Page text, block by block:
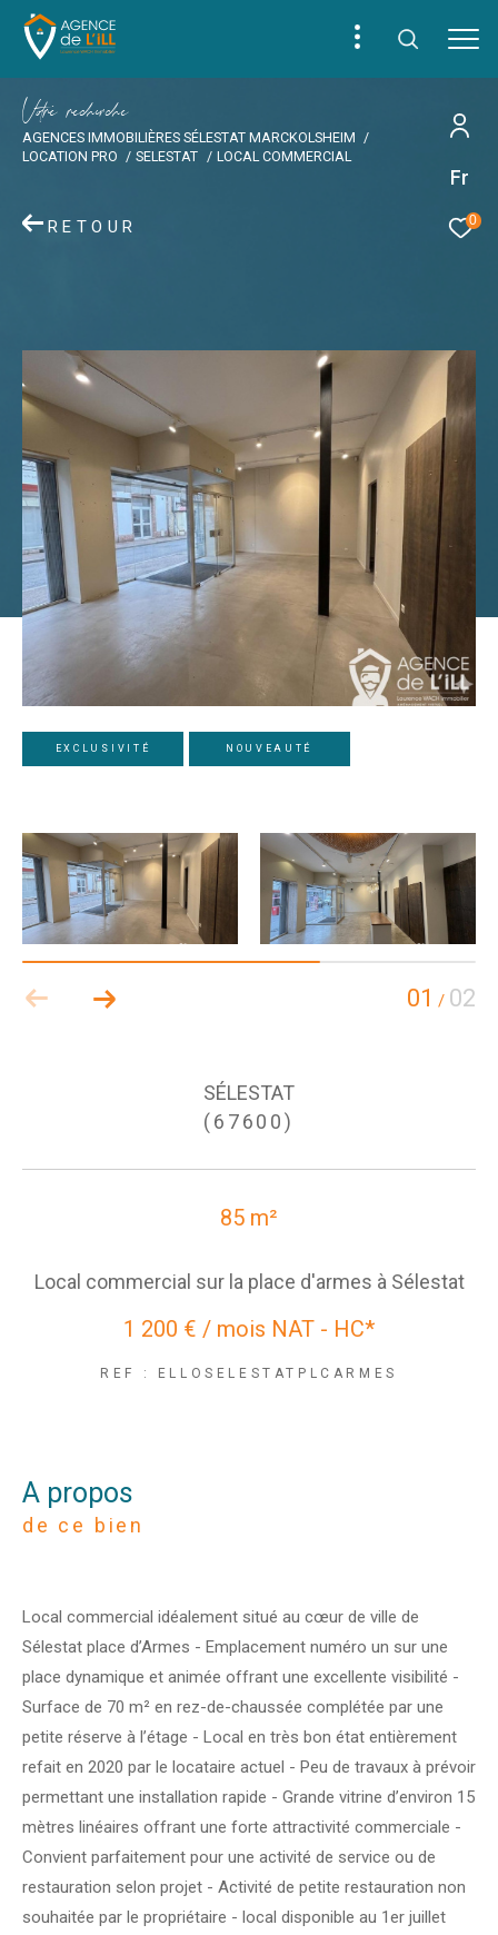
Fr
0
Vore recece
AGENCES IMMOBILIÈRES SÉLESTAT MARCKOLSHEIM
LOCATION PRO
SELESTAT LOCAL COMMERCIAL
RETOUR
EXCLUSIVITÉ NOUVEAUTÉ
01 / 02
SÉLESTAT
(67600)
85 m²
Local commercial sur la place d'armes à Sélestat
1 200 € / mois NAT - HC*
REF : ELLOSELESTATPLCARMES
a propos
de ce bien
Local commercial idéalement situé au cœur de ville de
Sélestat place d’Armes - Emplacement numéro un sur une
place dynamique et animée offrant une excellente visibilité -
Surface de 70 m² en rez-de-chaussée complétée par une
petite réserve à l’étage - Local en très bon état entièrement
refait en 2020 par le locataire actuel - Peu de travaux à prévoir
permettant une installation rapide - Grande vitrine d’environ 15
mètres linéaires offrant une forte attractivité commerciale -
Convient parfaitement pour une activité de service ou de
restauration selon projet - Activité de petite restauration non
souhaitée par le propriétaire - local disponible au 1er juillet